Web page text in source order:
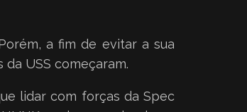
a fim de evitar a sua
USS começaram.
lidar com forças da Spec